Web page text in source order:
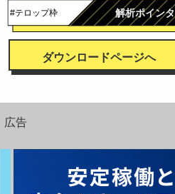
#テロップ枠 解析ポイン
ダウンロードページへ
広告